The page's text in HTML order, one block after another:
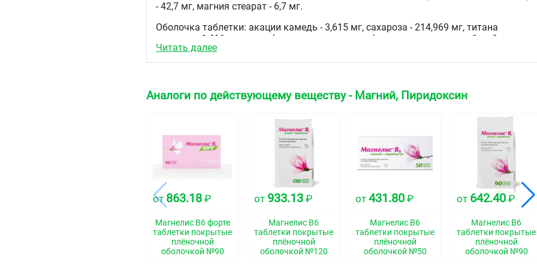
- 42,7 мг, магния стеарат - 6,7 мг.
Оболочка таблетки: акации камедь - 3,615 мг, сахароза - 214,969 мг, титана
диоксид - 1,416 мг, тальк (магния гидросиликат) - следы, воск карнаубский
(порошок) - следы.
Описание
цвета. На изломе видны два слоя: оболочка белого цвета и таблеточная масса
белого цвета.
Фармакотерапевтическая группа
Магния препарат
Код АТХ
Фармакологические свойства
Фармакодинамика
Читать далее
Аналоги по действующему веществу - Магний, Пиридоксин
от 863.18 ₽
Магнелис В6 форте
таблетки покрытые
плёночной
оболочкой №90
от 933.13 ₽
Магнелис В6
таблетки покрытые
плёночной
оболочкой №120
от 431.80 ₽
Магнелис В6
таблетки покрытые
плёночной
оболочкой №50
от 642.40 ₽
Магнелис В6
таблетки покрытые
плёночной
оболочкой №90